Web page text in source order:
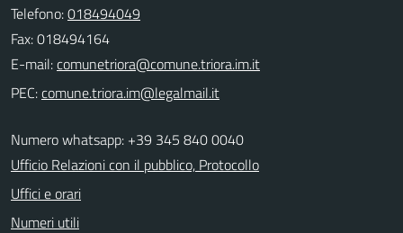
Telefono:018494049
Fax: 018494164
E-mail:
PEC:
Numero whatsapp: +39 345 840 0040
Ufficio Relazioni con il pubblico, Protocollo
Uffici e orari
Numeri utili